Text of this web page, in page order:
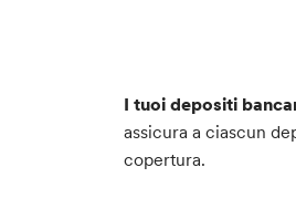
I tuoi depositi
assicura a ciascun
copertura.